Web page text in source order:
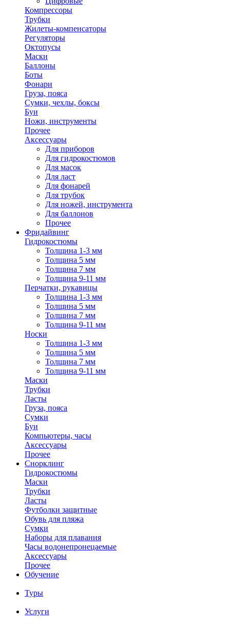
Компрессоры
Трубки
Жилеты-компенсаторы
Регуляторы
Октопусы
Маски
Баллоны
Боты
Фонари
Груза, пояса
Сумки, чехлы, боксы
Буи
Ножи, инструменты
Прочее
Аксессуары
Для приборов
Для гидрокостюмов
Для масок
Для ласт
Для фонарей
Для трубок
Для ножей, инструмента
Для баллонов
Прочее
Фридайвинг
Гидрокостюмы
Толщина 1-3 мм
Толщина 5 мм
Толщина 7 мм
Толщина 9-11 мм
Перчатки, рукавицы
Толщина 1-3 мм
Толщина 5 мм
Толщина 7 мм
Толщина 9-11 мм
Носки
Толщина 1-3 мм
Толщина 5 мм
Толщина 7 мм
Толщина 9-11 мм
Маски
Трубки
Ласты
Груза, пояса
Сумки
Буи
Компьютеры, часы
Аксессуары
Прочее
Снорклинг
Гидрокостюмы
Маски
Трубки
Ласты
Футболки защитные
Обувь для пляжа
Сумки
Наборы для плавания
Часы водонепронецаемые
Аксессуары
Прочее
Обучение
Туры
Услуги